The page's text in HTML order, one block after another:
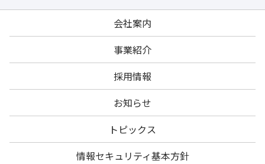
会社案内
事業紹介
採用情報
お知らせ
トピックス
情報セキュリティ基本方針